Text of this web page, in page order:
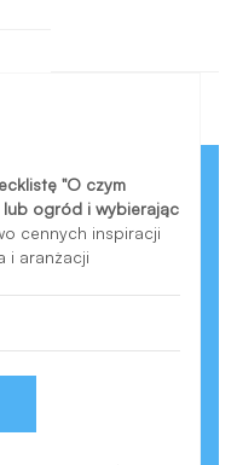
"O czym
lub ogród i wybierając
cennych inspiracji
i aranżacji